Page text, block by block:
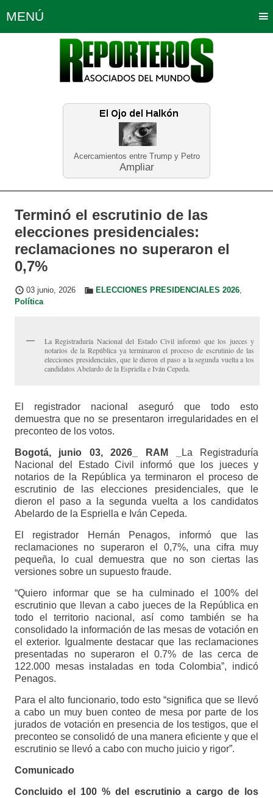
Acercamientos entre Trump y Petro
Ampliar
MENÚ
Política Opinión Bogotá
Planeta Tierra Deportes
Educación Neira
Terminó el escrutinio de las
elecciones presidenciales:
reclamaciones no superaron el
0,7%
03 junio, 2026 ELECCIONES PRESIDENCIALES 2026,
Política
La Registraduría Nacional del Estado Civil informó que los jueces y
notarios de la República ya terminaron el proceso de escrutinio de las
elecciones presidenciales, que le dieron el paso a la segunda vuelta a los
candidatos Abelardo de la Espriella e Iván Cepeda.
El registrador nacional aseguró que todo esto
demuestra que no se presentaron irregularidades en el
preconteo de los votos.
Bogotá, junio 03, 2026_ RAM _
La Registraduría
Nacional del Estado Civil informó que los jueces y
notarios de la República ya terminaron el proceso de
escrutinio de las elecciones presidenciales, que le
dieron el paso a la segunda vuelta a los candidatos
Abelardo de la Espriella e Iván Cepeda.
El registrador Hernán Penagos, informó que las
reclamaciones no superaron el 0,7%, una cifra muy
pequeña, lo cual demuestra que no son ciertas las
versiones sobre un supuesto fraude.
“Quiero informar que se ha culminado el 100% del
escrutinio que llevan a cabo jueces de la República en
todo el territorio nacional, así como también se ha
consolidado la información de las mesas de votación en
el exterior. Igualmente destacar que las reclamaciones
presentadas no superaron el 0.7% de las cerca de
122.000 mesas instaladas en toda Colombia”, indicó
Penagos.
Para el alto funcionario, todo esto “significa que se llevó
a cabo un muy buen conteo de mesa por parte de los
jurados de votación en presencia de los testigos, que el
preconteo se consolidó de una manera eficiente y que el
escrutinio se llevó a cabo con mucho juicio y rigor”.
Comunicado
Concluido el 100 % del escrutinio a cargo de los